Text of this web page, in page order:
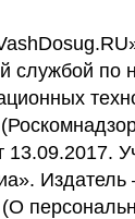
службой по
13.09.2017.
О